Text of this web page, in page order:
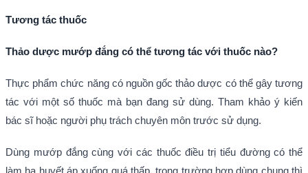
Tương tác thuốc
Thảo dược mướp đắng có thể tương tác với thuốc nào?
Thực phẩm chức năng có nguồn gốc thảo dược có thể gây tương
tác với một số thuốc mà bạn đang sử dùng. Tham khảo ý kiến
bác sĩ hoặc người phụ trách chuyên môn trước sử dụng.
Dùng mướp đắng cùng với các thuốc điều trị tiểu đường có thể
làm hạ huyết áp xuống quá thấp, trong trường hợp dùng chung thì